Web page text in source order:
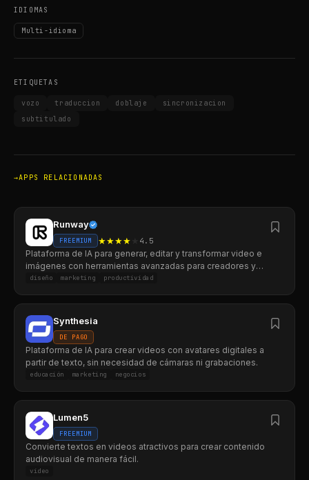
IDIOMAS
Multi-idioma
ETIQUETAS
vozo traduccion doblaje
sincronizacion
subtitulado
APPS RELACIONADAS
Runway
FREEMIUM ★★★★ 4.5
Plataforma de IA para generar, editar y transformar video e
imágenes con herramientas avanzadas para creadores y
equipos.
diseño marketing productividad
Synthesia
DE PAGO
Plataforma de IA para crear videos con avatares digitales a
partir de texto, sin necesidad de cámaras ni grabaciones.
educación marketing negocios
Lumen5
FREEMIUM
Convierte textos en videos atractivos para crear contenido
audiovisual de manera fácil.
video